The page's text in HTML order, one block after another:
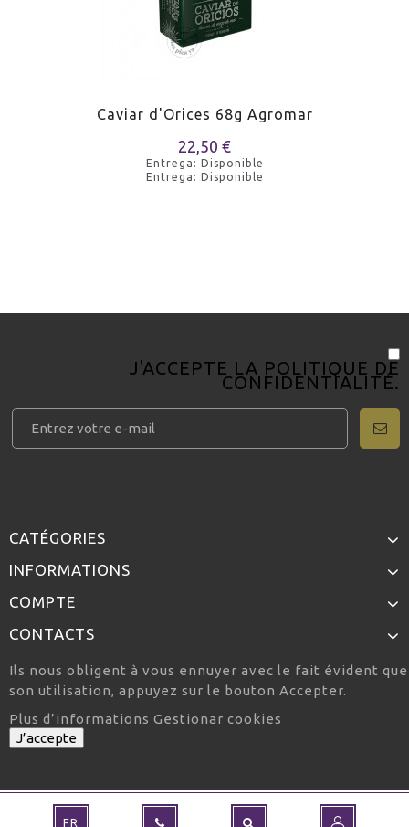
FR
Caviar d'Orices 68g Agromar
22,50 €
Entrega: Disponible
Entrega: Disponible
J'ACCEPTE LA POLITIQUE DE
CONFIDENTIALITÉ.
CATÉGORIES
INFORMATIONS
COMPTE
CONTACTS
Ils nous obligent à vous ennuyer avec le fait évident
son utilisation, appuyez sur le bouton Accepter.
Plus d’informations Gestionar cookies
J’accepte